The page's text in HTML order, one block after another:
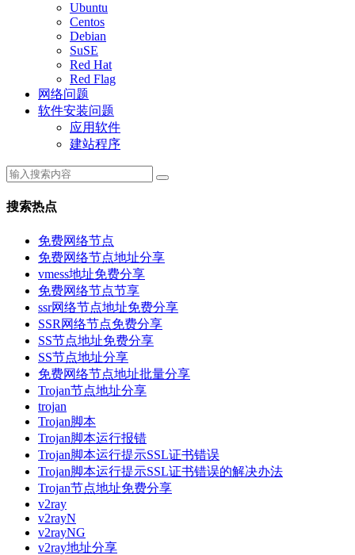
Ubuntu
Centos
Debian
SuSE
Red Hat
Red Flag
网络问题
软件安装问题
应用软件
建站程序
搜索热点
免费网络节点
免费网络节点地址分享
vmess地址免费分享
免费网络节点节享
ssr网络节点地址免费分享
SSR网络节点免费分享
SS节点地址免费分享
SS节点地址分享
免费网络节点地址批量分享
Trojan节点地址分享
trojan
Trojan脚本
Trojan脚本运行报错
Trojan脚本运行提示SSL证书错误
Trojan脚本运行提示SSL证书错误的解决办法
Trojan节点地址免费分享
v2ray
v2rayN
v2rayNG
v2ray地址分享